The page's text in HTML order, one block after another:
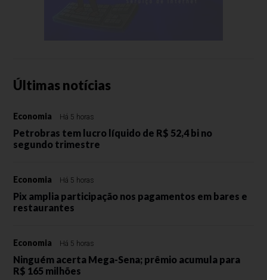
Últimas notícias
Economia Há 5 horas
Petrobras tem lucro líquido de R$ 52,4 bi no
segundo trimestre
Economia Há 5 horas
Pix amplia participação nos pagamentos em bares e
restaurantes
Economia Há 5 horas
Ninguém acerta Mega-Sena; prêmio acumula para
R$ 165 milhões